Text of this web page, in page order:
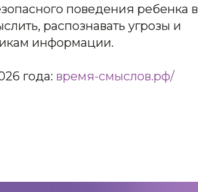
поведения ребенка в
распознавать угрозы и
информации.
года: время-смыслов.рф/